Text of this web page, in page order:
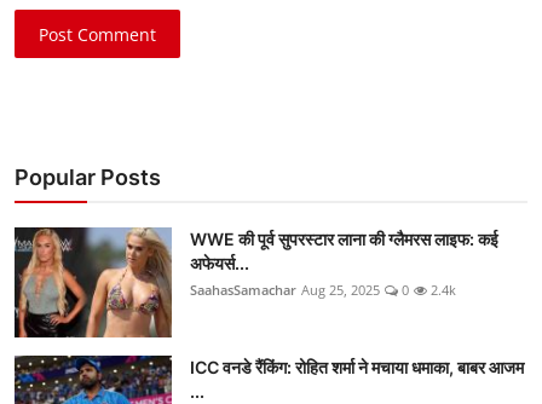
Post Comment
Popular Posts
WWE की पूर्व सुपरस्टार लाना की ग्लैमरस लाइफ: कई
अफेयर्स...
SaahasSamachar Aug 25, 2025 0 2.4k
ICC वनडे रैंकिंग: रोहित शर्मा ने मचाया धमाका, बाबर आजम
...